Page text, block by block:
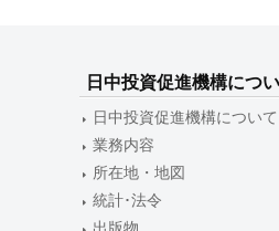
シ
ョ
ン
日中投資促進機構につ
日中投資促進機構について
業務内容
所在地・地図
統計･法令